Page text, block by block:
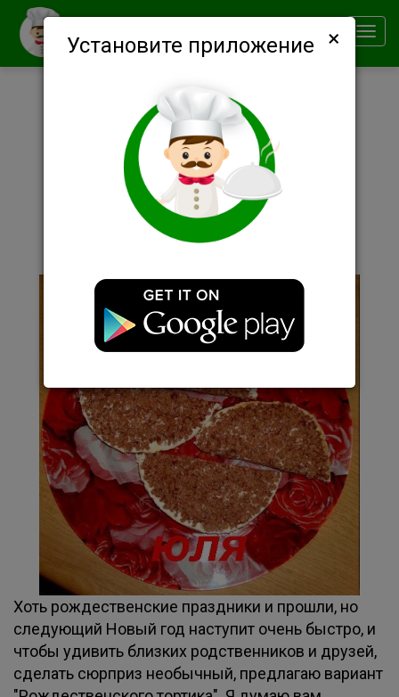
Установите приложение ×
Описание
Хоть рождественские праздники и прошли, но
следующий Новый год наступит очень быстро, и
чтобы удивить близких родственников и друзей,
сделать сюрприз необычный, предлагаю вариант